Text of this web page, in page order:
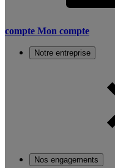
compte Mon compte
Notre entreprise
Nos engagements